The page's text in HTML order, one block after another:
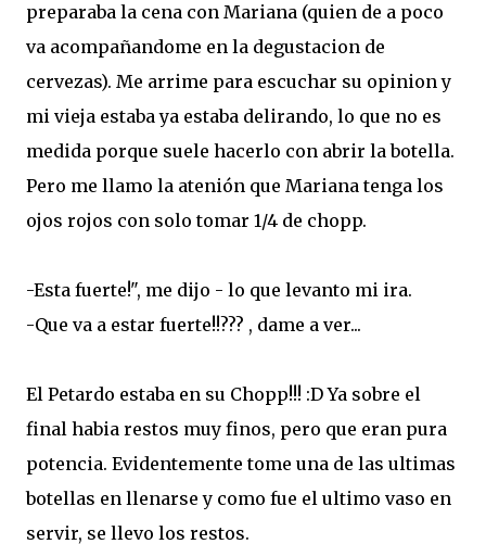
preparaba la cena con Mariana (quien de a poco
va acompañandome en la degustacion de
cervezas). Me arrime para escuchar su opinion y
mi vieja estaba ya estaba delirando, lo que no es
medida porque suele hacerlo con abrir la botella.
Pero me llamo la atenión que Mariana tenga los
ojos rojos con solo tomar 1/4 de chopp.
-Esta fuerte!", me dijo - lo que levanto mi ira.
-Que va a estar fuerte!!??? , dame a ver...
El Petardo estaba en su Chopp!!! :D Ya sobre el
final habia restos muy finos, pero que eran pura
potencia. Evidentemente tome una de las ultimas
botellas en llenarse y como fue el ultimo vaso en
servir, se llevo los restos.